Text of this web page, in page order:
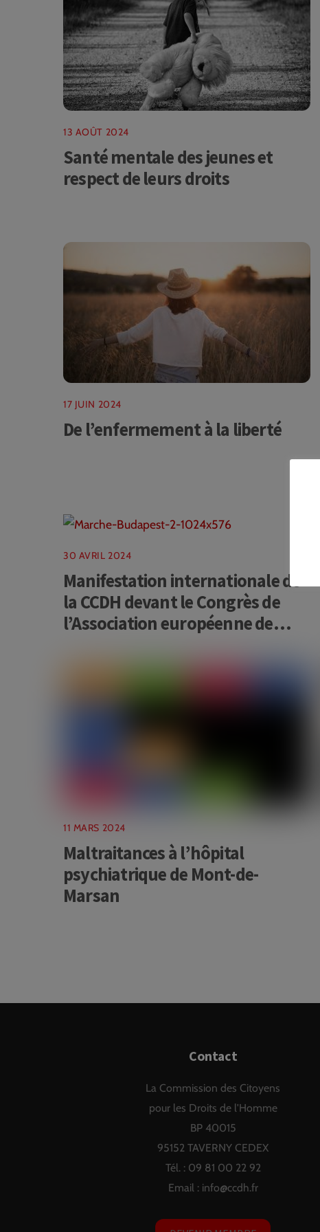
13 AOÛT 2024
Santé mentale des jeunes et
respect de leurs droits
17 JUIN 2024
De l’enfermement à la liberté
30 AVRIL 2024
Manifestation internationale de
la CCDH devant le Congrès de
l’Association européenne de
11 MARS 2024
Maltraitances à l’hôpital
psychiatrique de Mont-de-
Marsan
Contact
La Commission des Citoyens
pour les Droits de l'Homme
BP 40015
95152 TAVERNY CEDEX
Tél. : 09 81 00 22 92
Email : info@ccdh.fr